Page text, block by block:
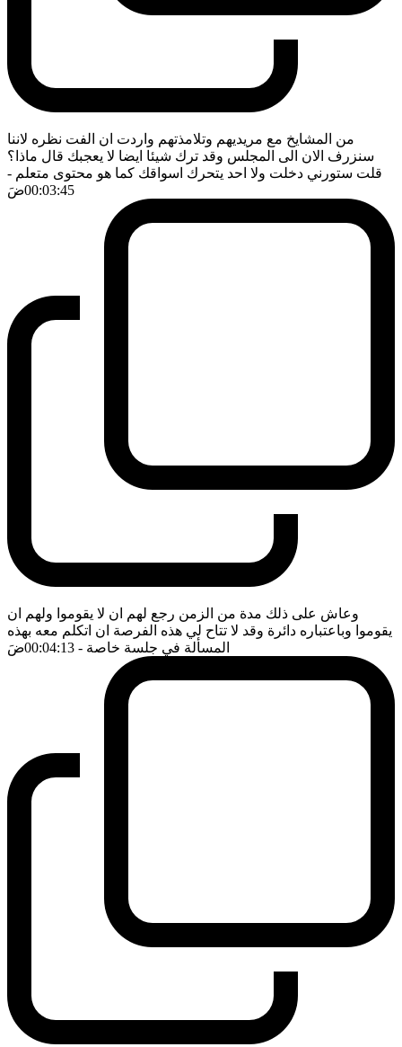
من المشايخ مع مريديهم وتلامذتهم واردت ان الفت نظره لاننا
سنزرف الان الى المجلس وقد ترك شيئا ايضا لا يعجبك قال ماذا؟
قلت ستورني دخلت ولا احد يتحرك اسواقك كما هو محتوى متعلم -
00:03:45ضَ
وعاش على ذلك مدة من الزمن رجع لهم ان لا يقوموا ولهم ان
يقوموا وباعتباره دائرة وقد لا تتاح لي هذه الفرصة ان اتكلم معه بهذه
المسألة في جلسة خاصة - 00:04:13 ضَ